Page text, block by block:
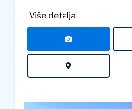
Više detalja